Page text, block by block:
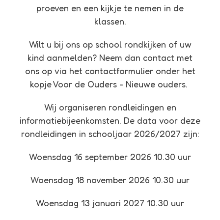
proeven en een kijkje te nemen in de
klassen.
Wilt u bij ons op school rondkijken of uw
kind aanmelden? Neem dan contact met
ons op via het contactformulier onder het
kopje Voor de Ouders - Nieuwe ouders.
Wij organiseren rondleidingen en
informatiebijeenkomsten. De data voor deze
rondleidingen in schooljaar 2026/2027 zijn:
Woensdag 16 september 2026 10.30 uur
Woensdag 18 november 2026 10.30 uur
Woensdag 13 januari 2027 10.30 uur